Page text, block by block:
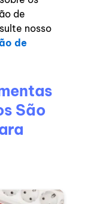
de
nosso
de
São